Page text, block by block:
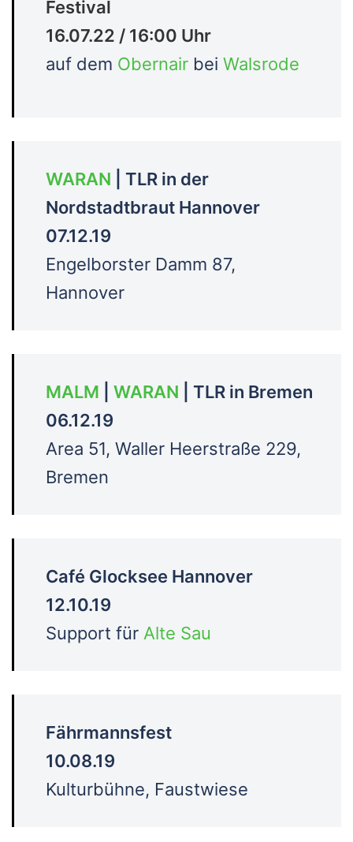
Festival
16.07.22 / 16:00 Uhr
auf dem Obernair bei Walsrode
WARAN | TLR in der
Nordstadtbraut Hannover
07.12.19
Engelborster Damm 87,
Hannover
MALM WARAN | TLR in Bremen
06.12.19
Area 51, Waller Heerstraße 229,
Bremen
Café Glocksee Hannover
12.10.19
Support für Alte Sau
Fährmannsfest
10.08.19
Kulturbühne, Faustwiese